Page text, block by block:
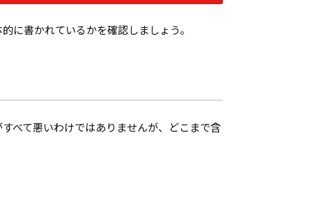
に書かれているかを確認しましょう。
べて悪いわけではありませんが、どこまで含